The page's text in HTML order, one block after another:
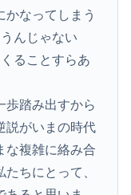
かなってしまう
んじゃない
ることすらあ
歩踏み出すから
説がいまの時代
な複雑に絡み合
ちにとって、